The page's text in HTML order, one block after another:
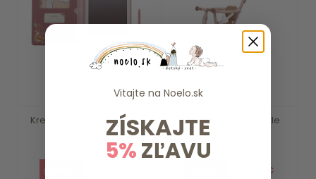
Kresliaci tablet Pink Fairy
Garden Li...
Trojkolka 4v1 Pink Little
112.39 €
Vitajte na Noelo.sk
ZÍSKAJTE
5%ZĽAVU